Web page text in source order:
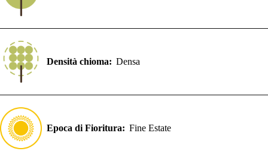
Densità chioma: Densa
Epoca di Fioritura: Fine Estate